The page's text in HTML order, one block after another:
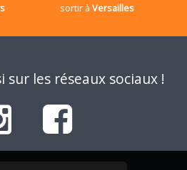
sortir àVersailles
sur les réseaux sociaux !